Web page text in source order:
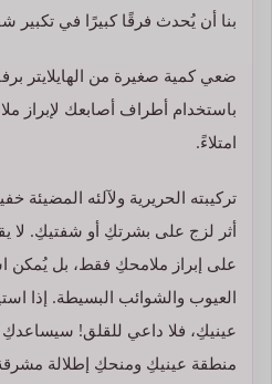
بنا أن يُحدث فرقًا كبيرًا في تكبير
ضعي كمية صغيرة من الهايلايتر
باستخدام أطراف أصابعك لإبراز
امتلاءً.
تركيبته الحريرية ولآلئه المضيئة
أثر لزج على بشرتكِ أو شفتيكِ. لا
على إبراز ملامحكِ فقط، بل يُمكن
العيوب والشوائب البسيطة. إذا
عينيكِ، فلا داعي للقلق! سيساعدكِ
منطقة عينيكِ ومنحكِ إطلالة